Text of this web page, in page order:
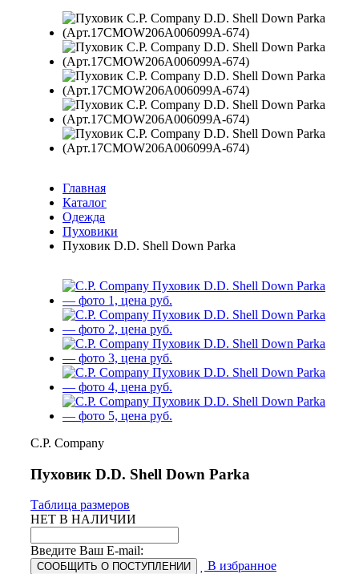
Главная
Каталог
Одежда
Пуховики
Пуховик D.D. Shell Down Parka
C.P. Company
Пуховик D.D. Shell Down Parka
Таблица размеров
НЕТ В НАЛИЧИИ
Введите Ваш E-mail:
СООБЩИТЬ О ПОСТУПЛЕНИИ В избранное